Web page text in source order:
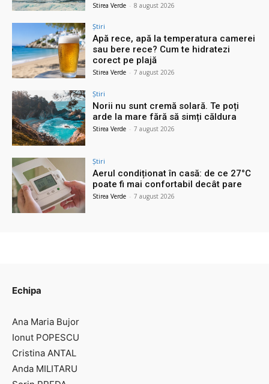
Stirea Verde - 8 august 2026
Știri
Apă rece, apă la temperatura camerei
sau bere rece? Cum te hidratezi
corect pe plajă
Stirea Verde - 7 august 2026
Știri
Norii nu sunt cremă solară. Te poți
arde la mare fără să simți căldura
Stirea Verde - 7 august 2026
Știri
Aerul condiționat în casă: de ce 27°C
poate fi mai confortabil decât pare
Stirea Verde - 7 august 2026
Echipa
Ana Maria Bujor
Ionut POPESCU
Cristina ANTAL
Anda MILITARU